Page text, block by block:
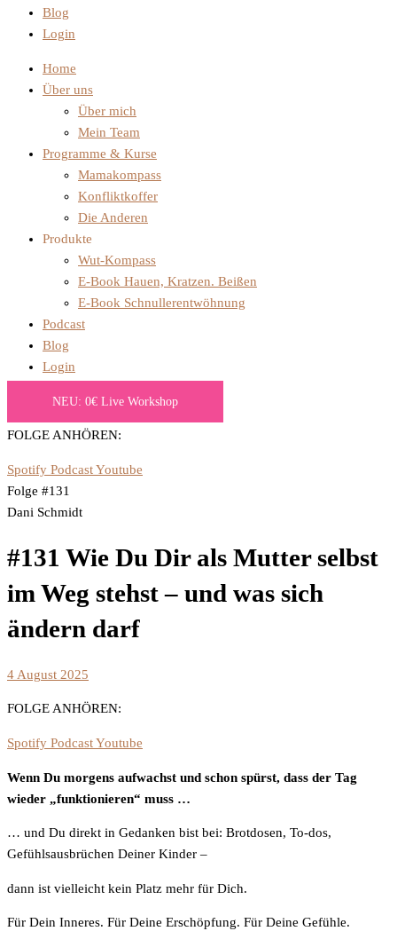
Blog
Login
Home
Über uns
Über mich
Mein Team
Programme & Kurse
Mamakompass
Konfliktkoffer
Die Anderen
Produkte
Wut-Kompass
E-Book Hauen, Kratzen. Beißen
E-Book Schnullerentwöhnung
Podcast
Blog
Login
NEU: 0€ Live Workshop
FOLGE ANHÖREN:
Spotify PodcastYoutube
Folge #131
Dani Schmidt
#131 Wie Du Dir als Mutter selbst
im Weg stehst – und was sich
ändern darf
4 August 2025
FOLGE ANHÖREN:
Spotify PodcastYoutube
Wenn Du morgens aufwachst und schon spürst, dass der Tag
wieder „funktionieren“ muss …
… und Du direkt in Gedanken bist bei: Brotdosen, To-dos,
Gefühlsausbrüchen Deiner Kinder –
dann ist vielleicht kein Platz mehr für Dich.
Für Dein Inneres. Für Deine Erschöpfung. Für Deine Gefühle.